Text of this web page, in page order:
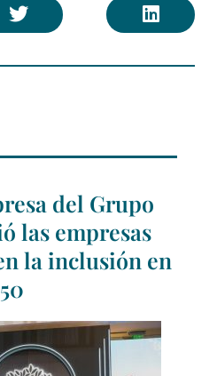
del Grupo
las empresas
la inclusión en